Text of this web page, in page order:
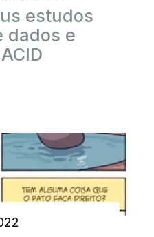
estudos
dados e